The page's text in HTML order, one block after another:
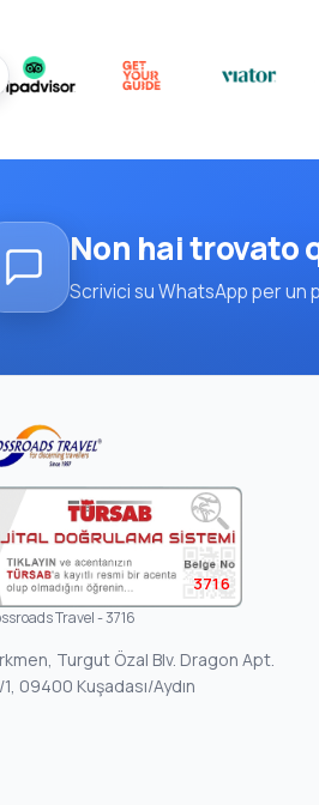
Non hai trovato
Scrivici su WhatsApp per un
3716
Travel - 3716
Turgut Özal Blv. Dragon Apt.
09400 Kuşadası/Aydın